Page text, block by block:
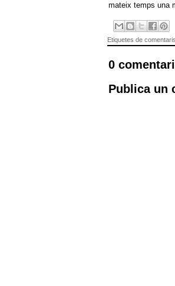
mateix temps una
Etiquetes de
0
Publica un